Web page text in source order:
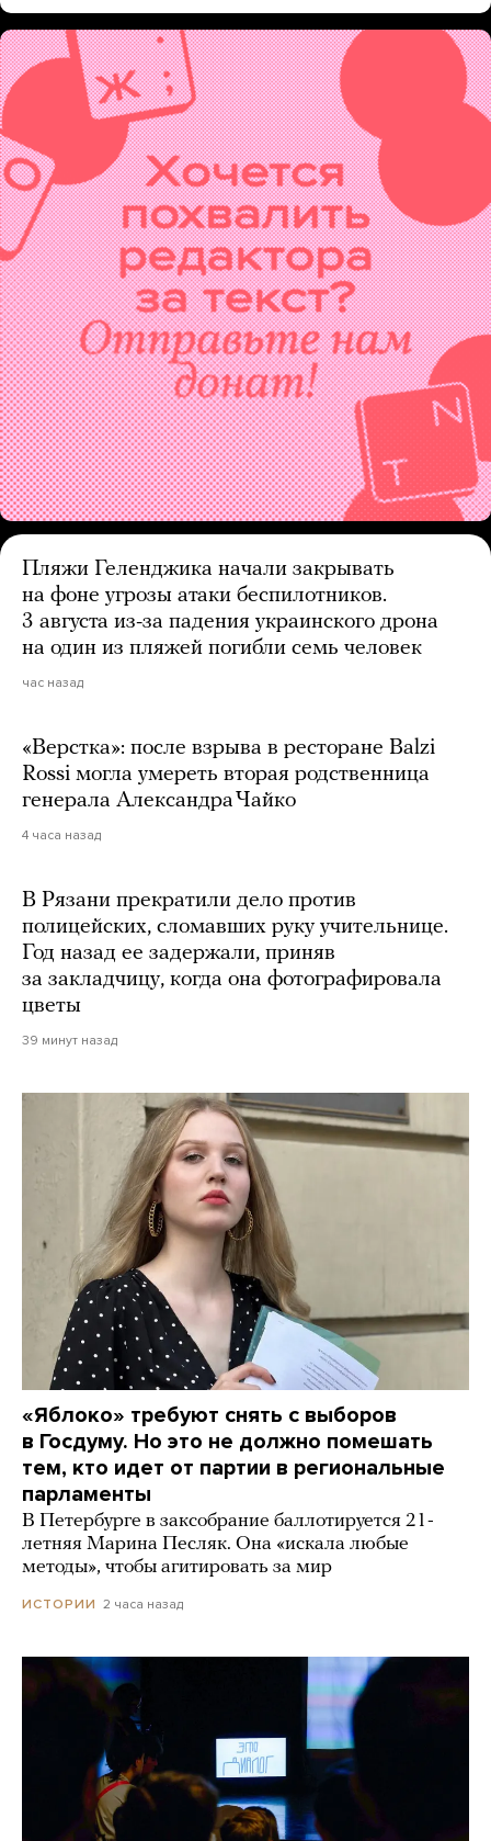
Пляжи Геленджика начали закрывать
на фоне угрозы атаки беспилотников.
3 августа из-за падения украинского дрона
на один из пляжей погибли семь человек
час назад
«Верстка»: после взрыва в ресторане Balzi
Rossi могла умереть вторая родственница
генерала Александра Чайко
4 часа назад
В Рязани прекратили дело против
полицейских, сломавших руку учительнице.
Год назад ее задержали, приняв
за закладчицу, когда она фотографировала
цветы
39 минут назад
«Яблоко» требуют снять с выборов
в Госдуму. Но это не должно помешать
тем, кто идет от партии в региональные
парламенты
В Петербурге в заксобрание баллотируется 21-
летняя Марина Песляк. Она «искала любые
методы», чтобы агитировать за мир
ИСТОРИИ 2 часа назад